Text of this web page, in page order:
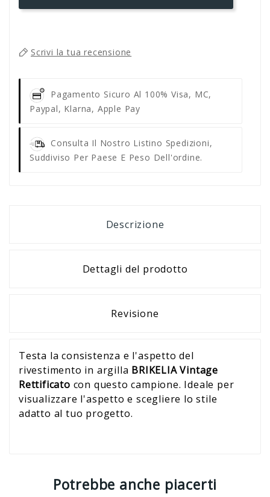
Scrivi la tua recensione
Pagamento Sicuro Al 100%Visa, MC,
Paypal, Klarna, Apple Pay
Consulta Il Nostro Listino Spedizioni,
Suddiviso Per Paese E Peso Dell'ordine.
Descrizione
Dettagli del prodotto
Revisione
Testa la consistenza e l'aspetto del
rivestimento in argilla BRIKELIA Vintage
Rettificato con questo campione. Ideale per
visualizzare l'aspetto e scegliere lo stile
adatto al tuo progetto.
Potrebbe anche piacerti